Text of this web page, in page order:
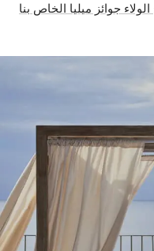
جوائز ميليا الخاص بنا